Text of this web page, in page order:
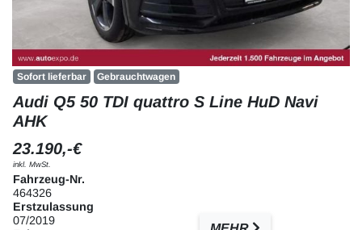
Sofort lieferbar Gebrauchtwagen
Audi Q5 50 TDI quattro S Line HuD Navi
AHK
23.190,-€
inkl. MwSt.
Fahrzeug-Nr.
464326
Erstzulassung
07/2019